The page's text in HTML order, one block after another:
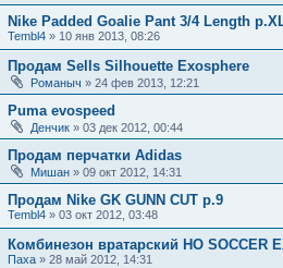
Nike Padded Goalie Pant 3/4 Length
Tembl4 » 10 янв 2013, 08:26
Продам Sells Silhouette Exosphere
Романыч » 24 фев 2013, 12:21
Puma evospeed
Денчик » 03 дек 2012, 00:44
Продам перчатки Adidas
Мишан » 09 окт 2012, 14:31
Продам Nike GK GUNN CUT р.9
Tembl4 » 03 окт 2012, 03:48
Комбинезон вратарский HO SOCCER
Паха » 28 май 2012, 14:31